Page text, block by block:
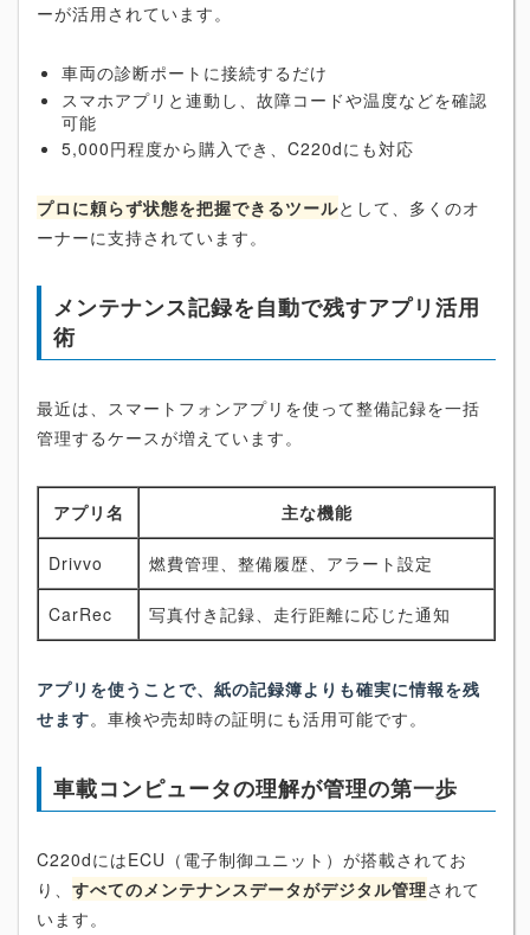
ーが活用されています。
車両の診断ポートに接続するだけ
スマホアプリと連動し、故障コードや温度などを確認
可能
5,000円程度から購入でき、C220dにも対応
プロに頼らず状態を把握できるツールとして、多くのオ
ーナーに支持されています。
メンテナンス記録を自動で残すアプリ活用
術
最近は、スマートフォンアプリを使って整備記録を一括
管理するケースが増えています。
アプリ名 主な機能
Drivvo 燃費管理、整備履歴、アラート設定
CarRec 写真付き記録、走行距離に応じた通知
アプリを使うことで、紙の記録簿よりも確実に情報を残
せます。車検や売却時の証明にも活用可能です。
車載コンピュータの理解が管理の第一歩
C220dにはECU（電子制御ユニット）が搭載されてお
り、 すべてのメンテナンスデータがデジタル管理されて
います。